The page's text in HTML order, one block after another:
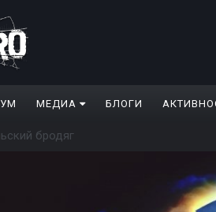
МЕДИА БЛОГИ
бродяг